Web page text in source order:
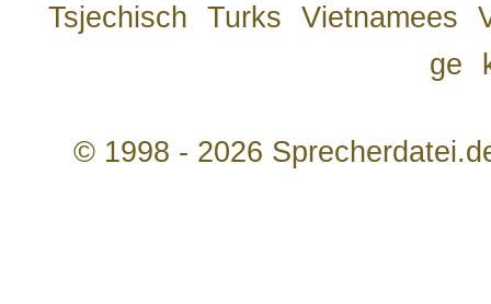
Tsjechisch
Turks Vietnamees
ge
© 1998 - 2026